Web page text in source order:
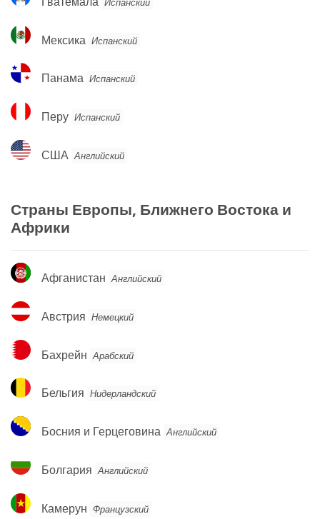
Мексика
Мексика Испанский
Панама
Панама Испанский
Перу
Перу Испанский
США
США Английский
Страны Европы, Ближнего Востока и
Африки
Афганистан
Афганистан Английский
Австрия
Австрия Немецкий
Бахрейн
Бахрейн Арабский
Бельгия
Бельгия Нидерландский
Босния
и
Босния и Герцеговина Английский
Болгария
Болгария Английский
Камерун
Камерун Французский